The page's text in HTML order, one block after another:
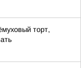
торт,